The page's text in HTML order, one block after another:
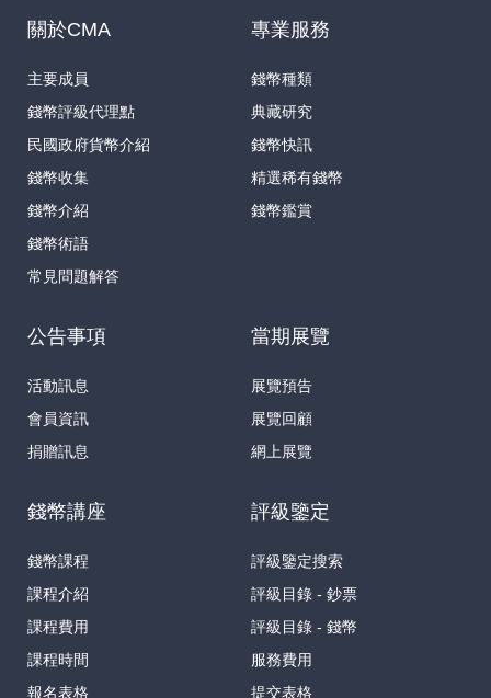
關於CMA
主要成員
錢幣評級代理點
民國政府貨幣介紹
錢幣收集
錢幣介紹
錢幣術語
常見問題解答
專業服務
錢幣種類
典藏研究
錢幣快訊
精選稀有錢幣
錢幣鑑賞
公告事項
活動訊息
會員資訊
捐贈訊息
當期展覽
展覽預告
展覽回顧
網上展覽
錢幣講座
錢幣課程
課程介紹
課程費用
課程時間
報名表格
評級鑒定
評級鑒定搜索
評級目錄 - 鈔票
評級目錄 - 錢幣
服務費用
提交表格